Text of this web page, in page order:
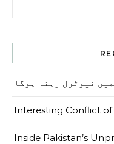
نیوٹرل رہنا ہوگا
Interesting Conflict
Inside Pakistan’s